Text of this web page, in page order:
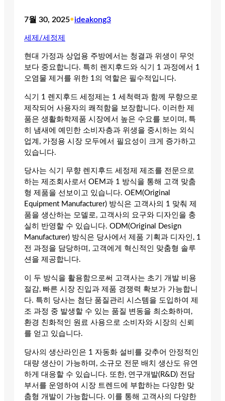
7월 30, 2025•ideakong3
세제/세정제
현대 가정과 상업용 주방에서는 청결과 위생이 무엇
보다 중요합니다. 특히 렌지후드와 식기 1 과정에서 1
오염물 제거를 위한 1의 역할은 필수적입니다.
식기 1 렌지후드 세정제는 1 세척력과 함께 무향으로
제작되어 사용자의 쾌적함을 보장합니다. 이러한 제
품은 생활화학제품 시장에서 높은 수요를 보이며, 특
히 냄새에 예민한 소비자층과 위생을 중시하는 외식
업계, 가정용 시장 모두에서 필요성이 크게 증가하고
있습니다.
당사는 식기 무향 렌지후드 세정제 제조를 전문으로
하는 제조회사로서 OEM과 1 방식을 통해 고객 맞춤
형 제품을 선보이고 있습니다. OEM(Original
Equipment Manufacturer) 방식은 고객사의 1 맞춰 제
품을 생산하는 모델로, 고객사의 요구와 디자인을 충
실히 반영할 수 있습니다. ODM(Original Design
Manufacturer) 방식은 당사에서 제품 기획과 디자인, 1
전 과정을 담당하며, 고객에게 혁신적인 맞춤형 솔루
션을 제공합니다.
이 두 방식을 활용함으로써 고객사는 초기 개발 비용
절감, 빠른 시장 진입과 제품 경쟁력 확보가 가능합니
다. 특히 당사는 첨단 품질관리 시스템을 도입하여 제
조 과정 중 발생할 수 있는 품질 변동을 최소화하며,
환경 친화적인 원료 사용으로 소비자와 시장의 신뢰
를 얻고 있습니다.
당사의 생산라인은 1 자동화 설비를 갖추어 안정적인
대량 생산이 가능하며, 소규모 전문 배치 생산도 유연
하게 대응할 수 있습니다. 또한, 연구개발(R&D) 전담
부서를 운영하여 시장 트렌드에 부합하는 다양한 맞
춤형 개발이 가능합니다. 이를 통해 고객사의 다양한